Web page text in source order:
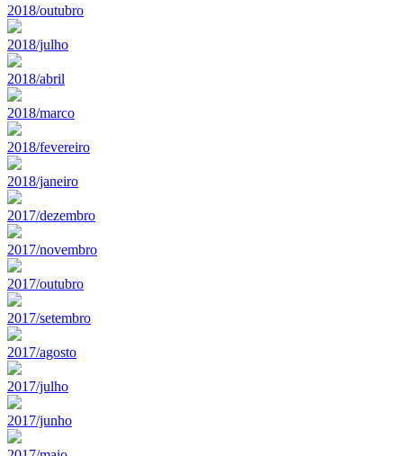
2018/outubro
2018/julho
2018/abril
2018/marco
2018/fevereiro
2018/janeiro
2017/dezembro
2017/novembro
2017/outubro
2017/setembro
2017/agosto
2017/julho
2017/junho